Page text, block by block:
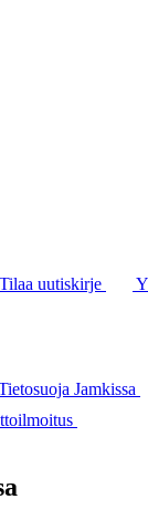
Tilaa uutiskirje
Jamkissa